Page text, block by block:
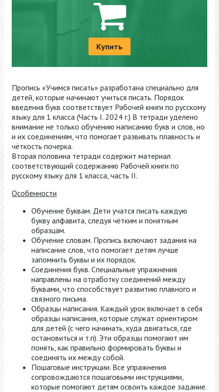
Купить
Пропись «Учимся писать» разработана специально для
детей, которые начинают учиться писать. Порядок
введения букв соответствует Рабочей книги по русскому
языку для 1 класса (Часть I. 2024 г.) В тетради уделено
внимание не только обучению написанию букв и слов, но
и их соединениям, что помогает развивать плавность и
чёткость почерка.
Вторая половина тетради содержит материал
соответствующий содержанию Рабочей книги по
русскому языку для 1 класса, часть II.
Особенности
Обучение буквам. Дети учатся писать каждую
букву алфавита, следуя чётким и понятным
образцам.
Обучение словам. Пропись включают задания на
написание слов, что помогает детям лучше
запомнить буквы и их порядок.
Соединения букв. Специальные упражнения
направлены на отработку соединений между
буквами, что способствует развитию плавного и
связного письма.
Образцы написания. Каждый урок включает в себя
образцы написания, которые служат ориентиром
для детей (с чего начинать, куда двигаться, где
остановиться и т.п). Эти образцы помогают им
понять, как правильно формировать буквы и
соединять их между собой.
Пошаговые инструкции. Все упражнения
сопровождаются пошаговыми инструкциями,
которые помогают детям освоить каждое задание.